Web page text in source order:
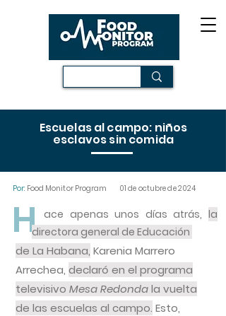
Escuelas al campo: niños
esclavos sin comida
Por: Food Monitor Program 01 de octubre de 2024
Hace apenas unos días atrás, la
directora general de Educación
de La Habana, Karenia Marrero
Arrechea, declaró en el programa
televisivo Mesa Redondala vuelta
de las escuelas al campo. Esto,